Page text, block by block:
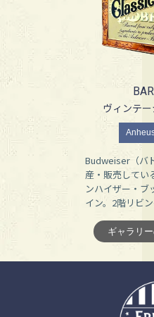
ヴィンテ
Budweiser（バ
産・販売してい
ンハイザー・ブ
イン。2階リビン
ギャラリ